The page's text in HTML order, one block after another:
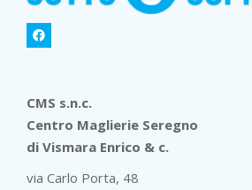
CMS s.n.c.
Centro Maglierie Seregno
di Vismara Enrico & c.
via Carlo Porta, 48